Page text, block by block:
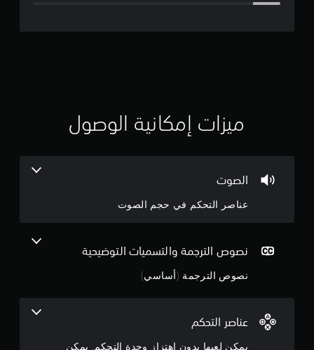
ت
2
و
ميزات إمكانية الوصول
الصوت
عناصر التحكم في حجم الصوت
نصوص الترجمة والتسميات التوضيحية
نصوص الترجمة (أساسي)
عناصر التحكم
يمكن لعبها بدون اهتزاز وحدة التحكم, يمكن